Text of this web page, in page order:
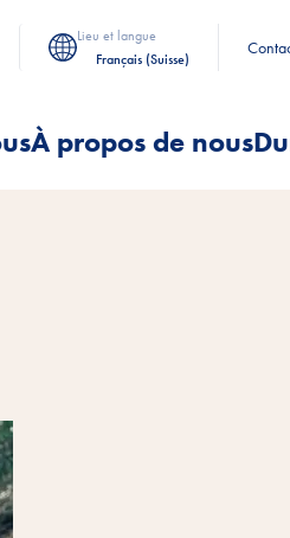
Lieu et langue
Français (Suisse)
À propos de nous